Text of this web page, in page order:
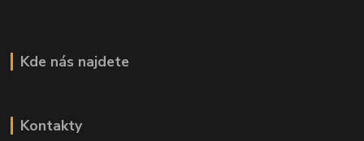
Kde nás najdete
Kontakty